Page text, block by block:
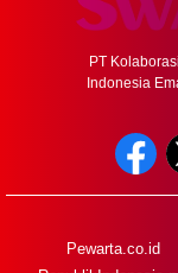
PT
Indonesia
Pewarta.co.id